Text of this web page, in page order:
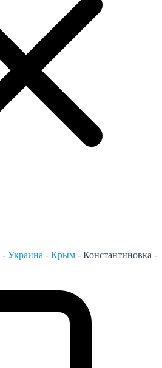
- Украина - Крым - Константиновка -